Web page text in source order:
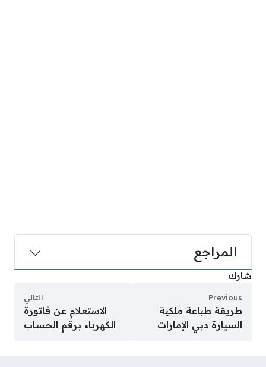
المراجع
شارك
Previous
طريقة طباعة ملكية
السيارة دبي الإمارات
التالي
الاستعلام عن فاتورة
الكهرباء برقم الحساب